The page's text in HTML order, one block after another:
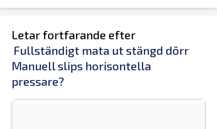
Letar fortfarande efter
Fullständigt mata ut stängd dörr
Manuell slips horisontella
pressare?